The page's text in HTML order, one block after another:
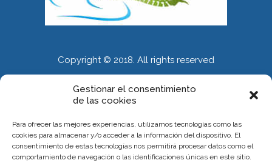
Gestionar el consentimiento
de las cookies
Para ofrecer las mejores experiencias, utilizamos tecnologías como las
cookies para almacenar y/o acceder a la información del dispositivo. El
consentimiento de estas tecnologías nos permitirá procesar datos como el
comportamiento de navegación o las identificaciones únicas en este sitio.
Copyright © 2018. All rights reserved
INFORMACIÓN
Calle Alberola 51. Entresuelo. 03007 Alicante
Citas 667 375 119